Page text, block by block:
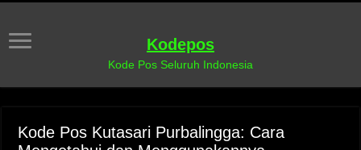
Kodepos
Kode Pos Seluruh Indonesia
Kode Pos Kutasari Purbalingga: Cara